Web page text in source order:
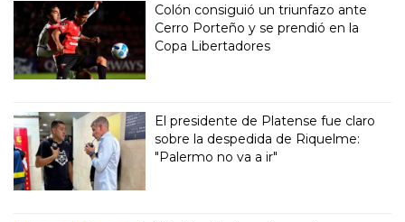
Colón consiguió un triunfazo ante
Cerro Porteño y se prendió en la
Copa Libertadores
El presidente de Platense fue claro
sobre la despedida de Riquelme:
"Palermo no va a ir"